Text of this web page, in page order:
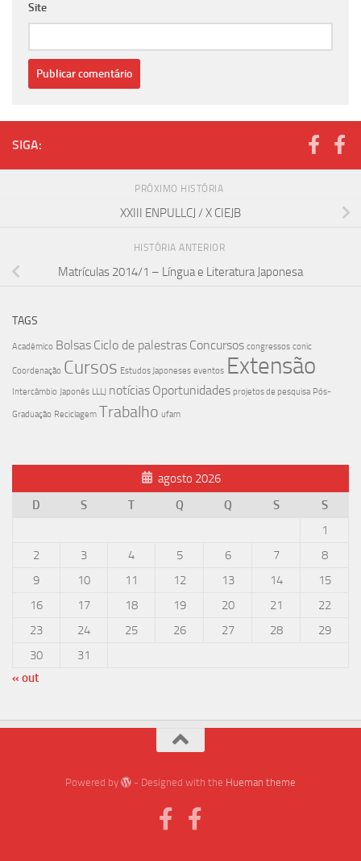
Site
SIGA:
PRÓXIMO HISTÓRIA
XXIII ENPULLCJ / X CIEJB
HISTÓRIA ANTERIOR
Matrículas 2014/1 – Língua e Literatura Japonesa
TAGS
Acadêmico Bolsas Ciclo de palestras Concursos congressos conic
Coordenação Cursos Estudos Japoneses eventos Extensão
Intercâmbio Japonês LLLJ notícias Oportunidades projetos de pesquisa Pós-
Graduação Reciclagem Trabalho ufam
agosto 2026
D
S T Q Q S
S
1
2
3 4 5 6 7
8
9
10 11 12 13 14
15
16
17 18 19 20 21
22
23
24 25 26 27 28
29
30
31
« out
Powered by - Designed with the Hueman theme